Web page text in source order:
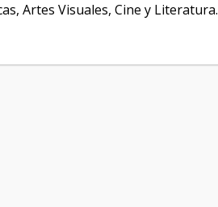
Artes Visuales, Cine y Literatura.